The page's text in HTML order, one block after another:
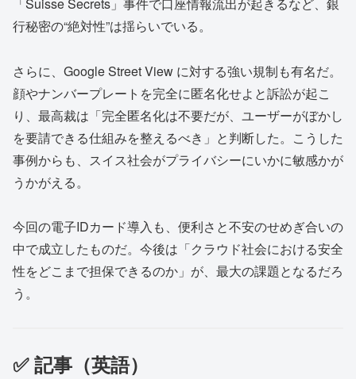
行秘密の“絶対性”は揺らいでいる。
さらに、Google Street View に対する強い規制も有名だ。
顔やナンバープレートを完全に匿名化せよと訴訟が起こ
り、最高裁は「完全匿名化は不要だが、ユーザーがぼかし
を要請できる仕組みを整えるべき」と判断した。こうした
事例からも、スイス社会がプライバシーにいかに敏感かが
うかがえる。
今回の電子IDカード導入も、便利さと不安のせめぎ合いの
中で成立したものだ。今後は「クラウド社会における安全
性をどこまで担保できるのか」が、最大の課題となるだろ
う。
✅ 記事（英語）